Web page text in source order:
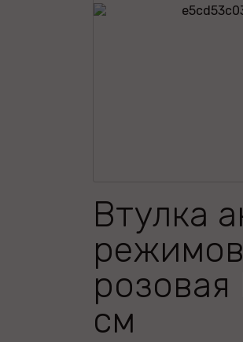
Втулка
розовая
см